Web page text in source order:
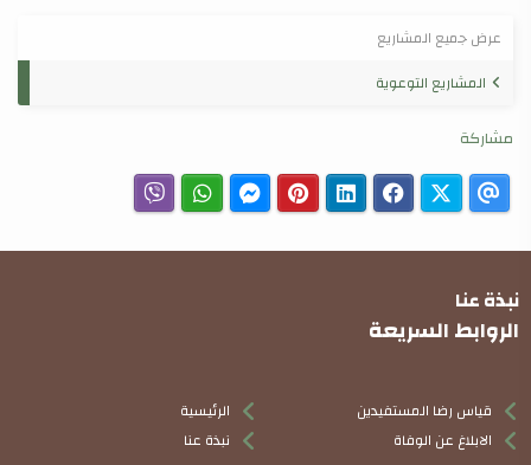
عرض جميع المشاريع
المشاريع التوعوية
مشاركة
نبذة عنا
الروابط السريعة
قياس رضا المستفيدين
الابلاغ عن الوفاة
الرئيسية
نبذة عنا